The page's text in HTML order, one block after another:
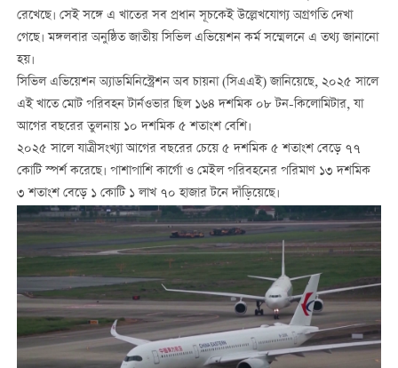
রেখেছে। সেই সঙ্গে এ খাতের সব প্রধান সূচকেই উল্লেখযোগ্য অগ্রগতি দেখা
গেছে। মঙ্গলবার অনুষ্ঠিত জাতীয় সিভিল এভিয়েশন কর্ম সম্মেলনে এ তথ্য জানানো
হয়।
সিভিল এভিয়েশন অ্যাডমিনিস্ট্রেশন অব চায়না (সিএএই) জানিয়েছে, ২০২৫ সালে
এই খাতে মোট পরিবহন টার্নওভার ছিল ১৬৪ দশমিক ০৮ টন-কিলোমিটার, যা
আগের বছরের তুলনায় ১০ দশমিক ৫ শতাংশ বেশি।
২০২৫ সালে যাত্রীসংখ্যা আগের বছরের চেয়ে ৫ দশমিক ৫ শতাংশ বেড়ে ৭৭
কোটি স্পর্শ করেছে। পাশাপাশি কার্গো ও মেইল পরিবহনের পরিমাণ ১৩ দশমিক
৩ শতাংশ বেড়ে ১ কোটি ১ লাখ ৭০ হাজার টনে দাঁড়িয়েছে।